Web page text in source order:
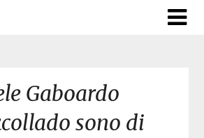
Gaboardo
sono di